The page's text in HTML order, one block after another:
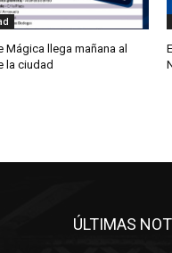
Mágica llega mañana al
la ciudad
ÚLTIMAS